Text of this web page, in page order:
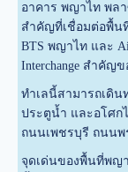
อาคาร พญาไท พล
สำคัญที่เชื่อมต่อพื้น
BTS พญาไท และ
Interchange สำคั
ทำเลนี้สามารถเดิน
ประตูน้ำ และอโศก
ถนนเพชรบุรี ถนนพ
จุดเด่นของพื้นที่พญ